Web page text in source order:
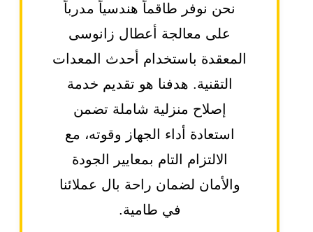
نحن نوفر طاقماً هندسياً مدرباً
على معالجة أعطال زانوسى
المعقدة باستخدام أحدث المعدات
التقنية. هدفنا هو تقديم خدمة
إصلاح منزلية شاملة تضمن
استعادة أداء الجهاز وقوته، مع
الالتزام التام بمعايير الجودة
والأمان لضمان راحة بال عملائنا
في طامية.